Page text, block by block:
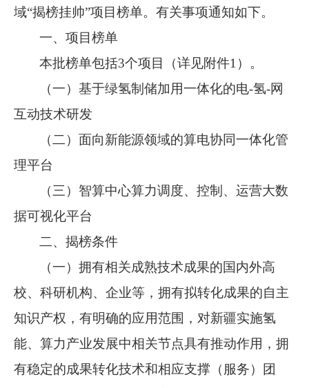
域“揭榜挂帅”项目榜单。有关事项通知如下。
一、项目榜单
本批榜单包括3个项目（详见附件1）。
（一）基于绿氢制储加用一体化的电-氢-网
互动技术研发
（二）面向新能源领域的算电协同一体化管
理平台
（三）智算中心算力调度、控制、运营大数
据可视化平台
二、揭榜条件
（一）拥有相关成熟技术成果的国内外高
校、科研机构、企业等，拥有拟转化成果的自主
知识产权，有明确的应用范围，对新疆实施氢
能、算力产业发展中相关节点具有推动作用，拥
有稳定的成果转化技术和相应支撑（服务）团